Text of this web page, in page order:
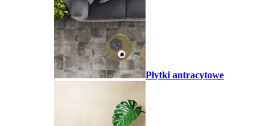
Płytki antracytowe